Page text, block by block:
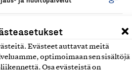
Evästeet auttavat meitä
optimoimaan sen sisältöjä
Osa evästeistä on